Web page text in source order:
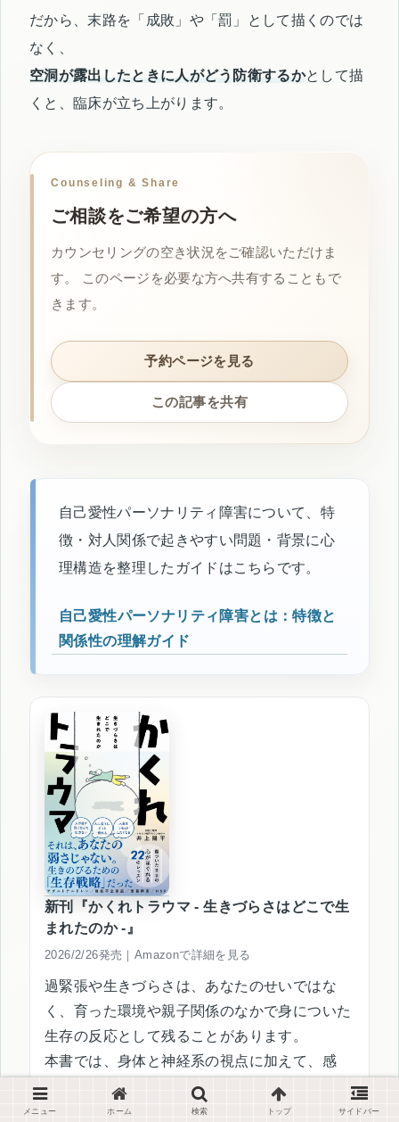
だから、末路を「成敗」や「罰」として描くのでは
なく、
空洞が露出したときに人がどう防衛するかとして描
くと、臨床が立ち上がります。
Counseling & Share
ご相談をご希望の方へ
カウンセリングの空き状況をご確認いただけま
す。 このページを必要な方へ共有することもで
きます。
予約ページを見る
この記事を共有
自己愛性パーソナリティ障害について、特
徴・対人関係で起きやすい問題・背景に心
理構造を整理したガイドはこちらです。
自己愛性パーソナリティ障害とは：特徴と
関係性の理解ガイド
新刊『かくれトラウマ - 生きづらさはどこで生
まれたのか -』
2026/2/26発売｜Amazonで詳細を見る
過緊張や生きづらさは、あなたのせいではな
く、育った環境や親子関係のなかで身についた
生存の反応として残ることがあります。
本書では、身体と神経系の視点に加えて、感
情・自己否定・人間関係のしんどさまで含め
て、専門用語をできるだけ使わずに整理し、安
メニュー ホーム 検索 トップ サイドバー